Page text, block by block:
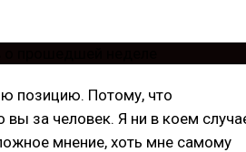
позицию. Потому, что
за человек. Я ни в коем
мнение, хоть мне самому